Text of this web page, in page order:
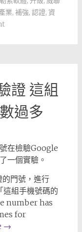
業, 補強, 認證, 資
證 這組
過多
在檢驗Google
一個實驗。
門號，進行
組手機號碼的
number has
for
→